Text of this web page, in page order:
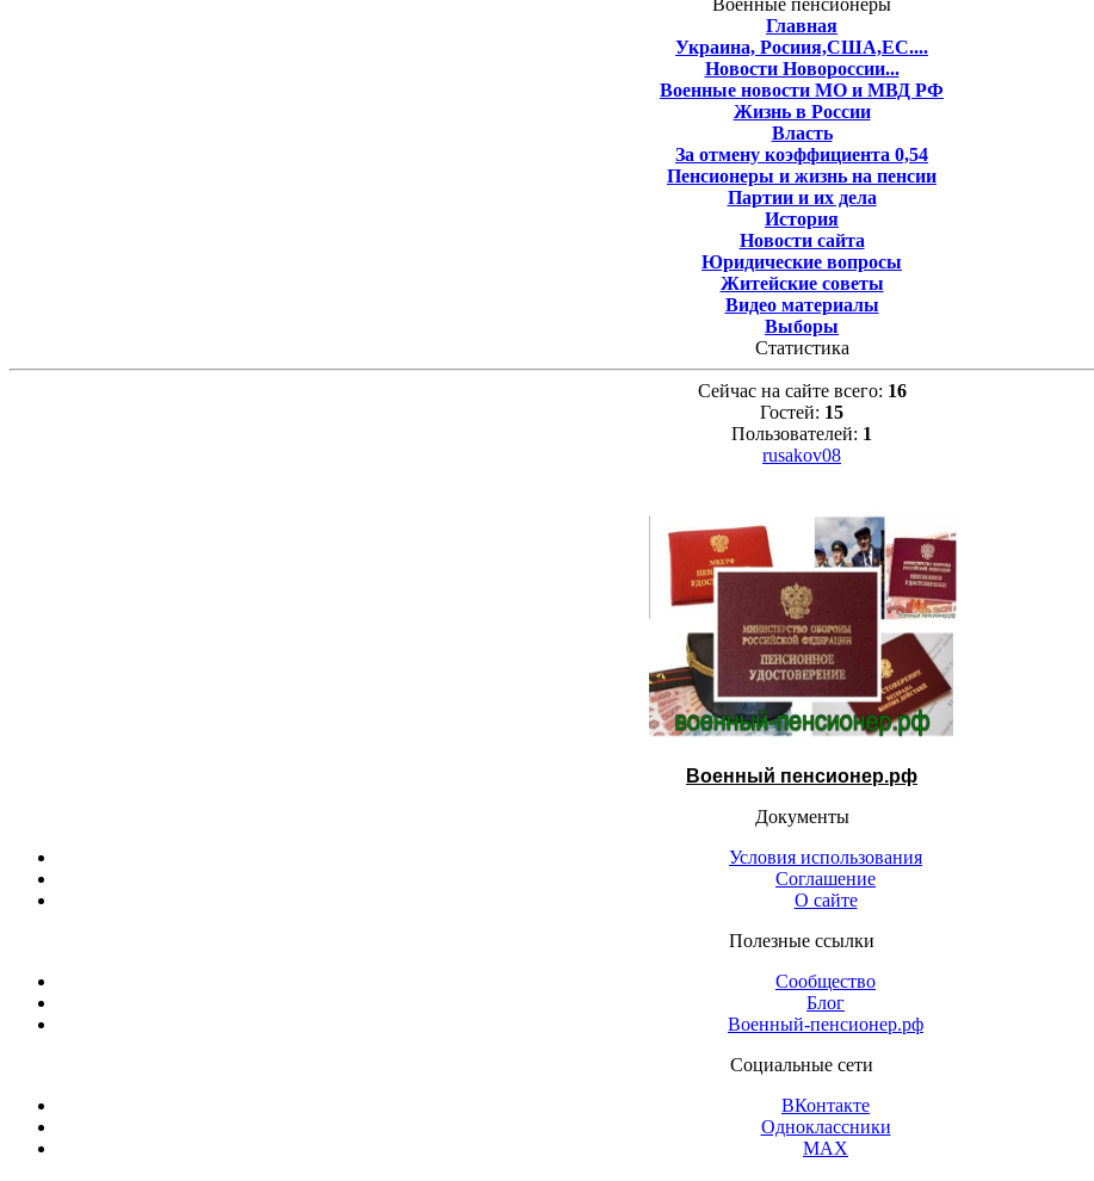
Главная
Украина, Росиия,США,ЕС....
Новости Новороссии...
Военные новости МО и МВД РФ
Жизнь в России
Власть
За отмену коэффициента 0,54
Пенсионеры и жизнь на пенсии
Партии и их дела
История
Новости сайта
Юридические вопросы
Житейские советы
Видео материалы
Выборы
Статистика
Сейчас на сайте всего: 16
Гостей: 15
Пользователей: 1
rusakov08
Военный пенсионер.рф
Документы
Условия использования
Соглашение
О сайте
Полезные ссылки
Сообщество
Блог
Военный-пенсионер.рф
Социальные сети
ВКонтакте
Одноклассники
МАХ